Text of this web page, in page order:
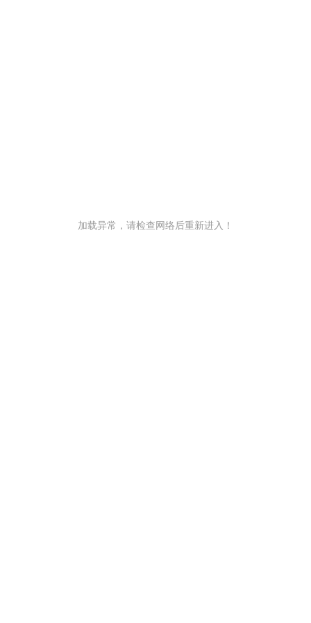
加载异常，请检查网络后重新进入！